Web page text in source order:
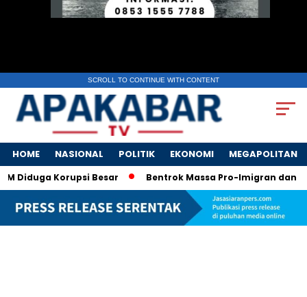
SCROLL TO CONTINUE WITH CONTENT
HOME NASIONAL POLITIK EKONOMI MEGAPOLITAN
Diduga Korupsi Besar Bentrok Massa Pro-Imigran dan